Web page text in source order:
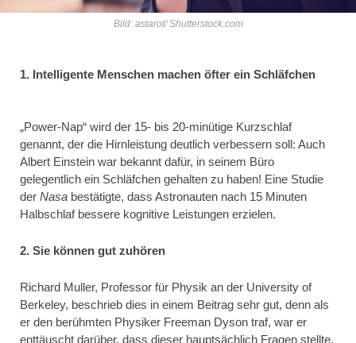
Bild: astarot/ Shutterstock.com
1. Intelligente Menschen machen öfter ein Schläfchen
„Power-Nap“ wird der 15- bis 20-minütige Kurzschlaf
genannt, der die Hirnleistung deutlich verbessern soll: Auch
Albert Einstein war bekannt dafür, in seinem Büro
gelegentlich ein Schläfchen gehalten zu haben! Eine Studie
der Nasa bestätigte, dass Astronauten nach 15 Minuten
Halbschlaf bessere kognitive Leistungen erzielen.
2. Sie können gut zuhören
Richard Muller, Professor für Physik an der University of
Berkeley, beschrieb dies in einem Beitrag sehr gut, denn als
er den berühmten Physiker Freeman Dyson traf, war er
enttäuscht darüber, dass dieser hauptsächlich Fragen stellte,